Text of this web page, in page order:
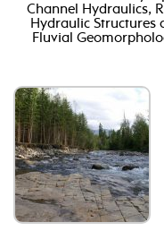
Channel Hydraulics,
Hydraulic Structures
Fluvial